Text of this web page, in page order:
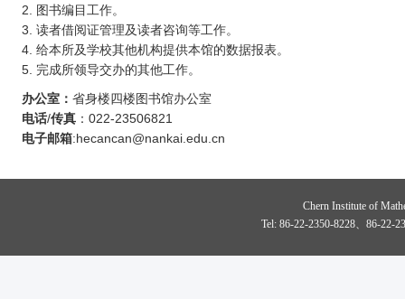
2. 图书编目工作。
3. 读者借阅证管理及读者咨询等工作。
4. 给本所及学校其他机构提供本馆的数据报表。
5. 完成所领导交办的其他工作。
办公室： 省身楼四楼图书馆办公室
电话/传真 ：022-23506821
电子邮箱:hecancan@nankai.edu.cn
Chern Institute of
Tel: 86-22-2350-8228、86-22-